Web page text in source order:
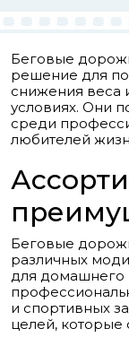
Беговые
решение для
снижения веса
условиях. Они
среди
любителей
Беговые
различных
для домашнего
и спортивных
целей, которые